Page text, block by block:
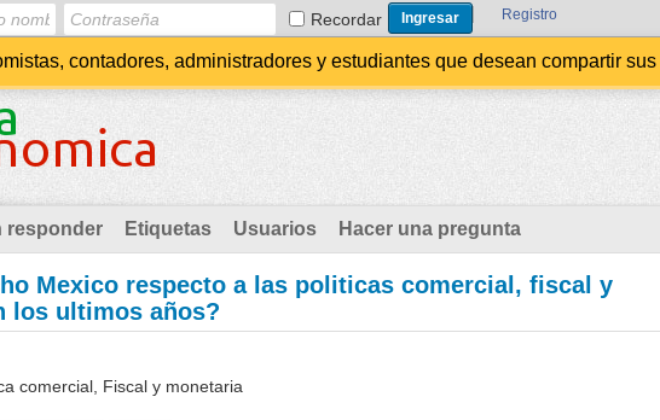
Recordar Registro
contadores, administradores y estudiantes que desean compartir
responder Etiquetas Usuarios Hacer una pregunta
Mexico respecto a las politicas comercial, fiscal y
los ultimos años?
comercial, Fiscal y monetaria